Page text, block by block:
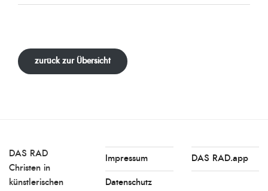
zurück zur Übersicht
DAS RAD
Christen in
künstlerischen
Impressum
Datenschutz
DAS RAD.app